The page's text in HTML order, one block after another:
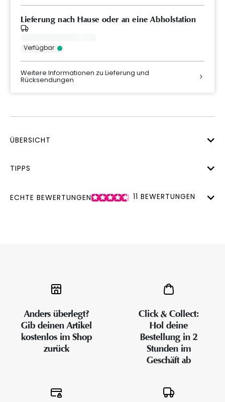
Lieferung nach Hause oder an eine Abholstation
Verfügbar
Weitere Informationen zu Lieferung und
Rücksendungen
ÜBERSICHT
TIPPS
ECHTE BEWERTUNGEN 11 BEWERTUNGEN
Anders überlegt?
Gib deinen Artikel
kostenlos im Shop
zurück
Click & Collect:
Hol deine
Bestellung in 2
Stunden im
Geschäft ab